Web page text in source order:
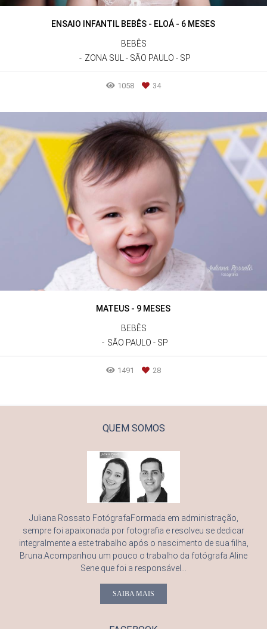
ENSAIO INFANTIL BEBÊS - ELOÁ - 6 MESES
BEBÊS
ZONA SUL - SÃO PAULO - SP
1058 34
MATEUS - 9 MESES
BEBÊS
SÃO PAULO - SP
1491 28
QUEM SOMOS
Juliana Rossato FotógrafaFormada em administração,
sempre foi apaixonada por fotografia e resolveu se dedicar
integralmente a este trabalho após o nascimento de sua filha,
Bruna.Acompanhou um pouco o trabalho da fotógrafa Aline
Sene que foi a responsável...
SAIBA MAIS